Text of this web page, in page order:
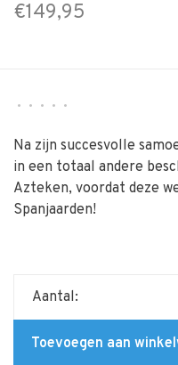
€149,95
• • • • •
Na zijn succesvolle
in een totaal andere
Azteken, voordat deze
Spanjaarden!
Aantal:
Toevoegen aan